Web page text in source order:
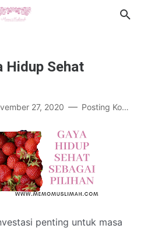
Hidup Sehat
27, 2020 Posting Komentar
penting untuk masa